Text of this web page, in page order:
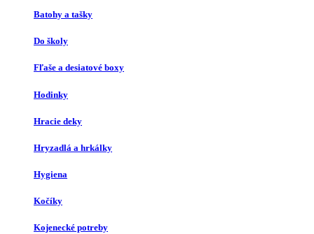
Batohy a tašky
Do školy
Fľaše a desiatové boxy
Hodinky
Hracie deky
Hryzadlá a hrkálky
Hygiena
Kočíky
Kojenecké potreby